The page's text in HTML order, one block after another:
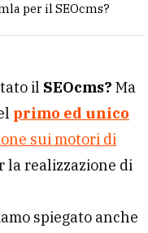
per il SEOcms?
il SEOcms? Ma
primo ed unico
sui motori di
la realizzazione di
spiegato anche